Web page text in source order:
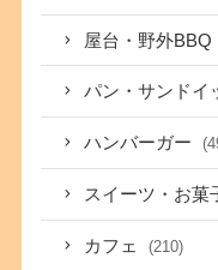
屋台・野外BBQ
パン・サンドイ
ハンバーガー
スイーツ・お菓
カフェ (210)